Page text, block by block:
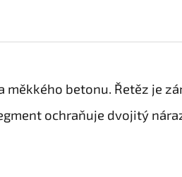
měkkého betonu. Řetěz je
ochraňuje dvojitý